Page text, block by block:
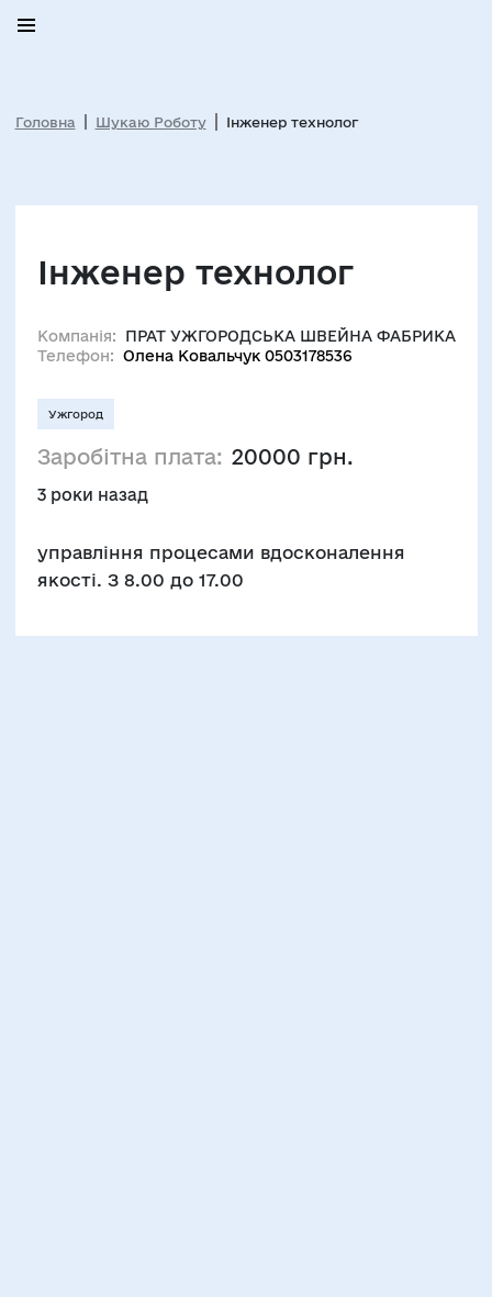
Головна Шукаю Роботу Інженер технолог
Інженер технолог
Компанія:
ПРАТ УЖГОРОДСЬКА ШВЕЙНА ФАБРИКА
Телефон: Олена Ковальчук 0503178536
Ужгород
Заробітна плата: 20000 грн.
3 роки назад
управління процесами вдосконалення
якості. З 8.00 до 17.00